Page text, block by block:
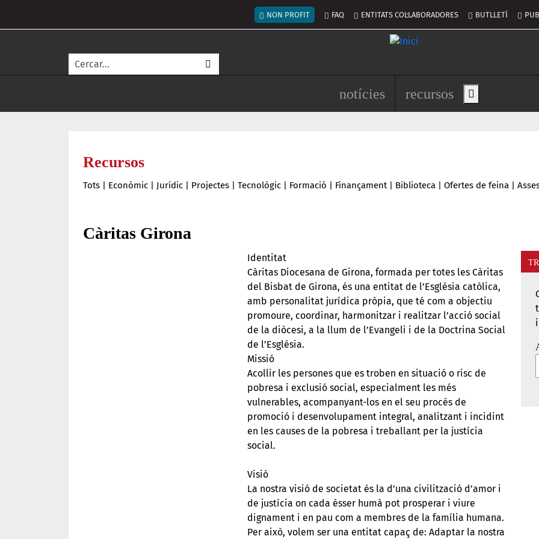
Menú del compte d'usuari
NON PROFIT FAQ ENTITATS COL·LABORADORES BUTLLETÍ
Cerca
Navegació principal de
notícies recursos Show main menu
Recursos
Tots | Econòmic | Jurídic | Projectes | Tecnològic | Formació | Finançament | Biblioteca | Ofertes de feina |
Càritas Girona
Identitat
Càritas Diocesana de Girona, formada per totes les Càritas
del Bisbat de Girona, és una entitat de l’Església catòlica,
amb personalitat jurídica pròpia, que té com a objectiu
promoure, coordinar, harmonitzar i realitzar l’acció social
de la diòcesi, a la llum de l’Evangeli i de la Doctrina Social
de l’Església.
Missió
Acollir les persones que es troben en situació o risc de
pobresa i exclusió social, especialment les més
vulnerables, acompanyant-los en el seu procés de
promoció i desenvolupament integral, analitzant i incidint
en les causes de la pobresa i treballant per la justícia
social.
Visió
La nostra visió de societat és la d’una civilització d’amor i
de justícia on cada ésser humà pot prosperar i viure
dignament i en pau com a membres de la família humana.
Per això, volem ser una entitat capaç de: Adaptar la nostra